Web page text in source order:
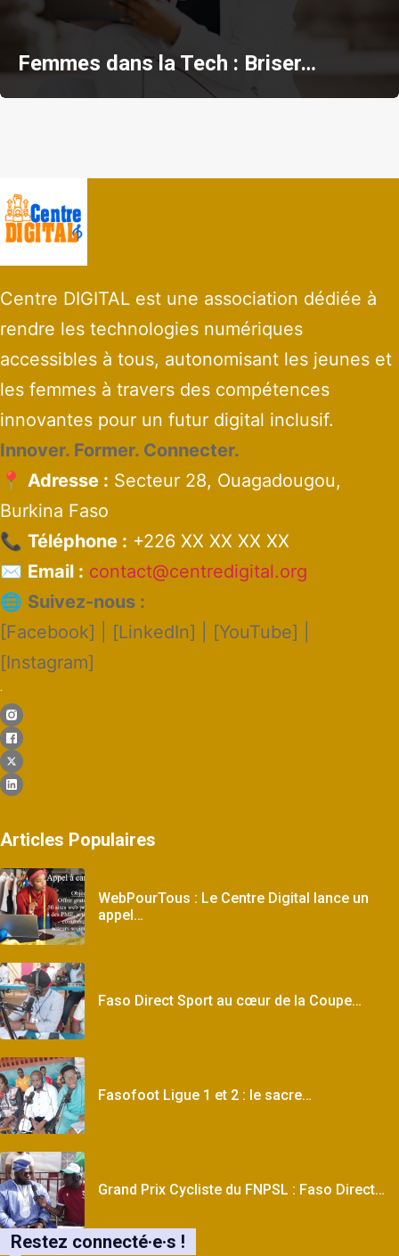
Femmes dans la Tech : Briser…
Centre DIGITAL est une association dédiée à
rendre les technologies numériques
accessibles à tous, autonomisant les jeunes et
les femmes à travers des compétences
innovantes pour un futur digital inclusif.
Innover. Former. Connecter.
📍 Adresse : Secteur 28, Ouagadougou,
Burkina Faso
📞 Téléphone : +226 XX XX XX XX
✉️ Email : contact@centredigital.org
🌐 Suivez-nous :
[Facebook] | [LinkedIn] | [YouTube] |
[Instagram]
.
Articles Populaires
WebPourTous : Le Centre Digital lance un
appel…
Faso Direct Sport au cœur de la Coupe…
Fasofoot Ligue 1 et 2 : le sacre…
Grand Prix Cycliste du FNPSL : Faso Direct…
Restez connecté·e·s !